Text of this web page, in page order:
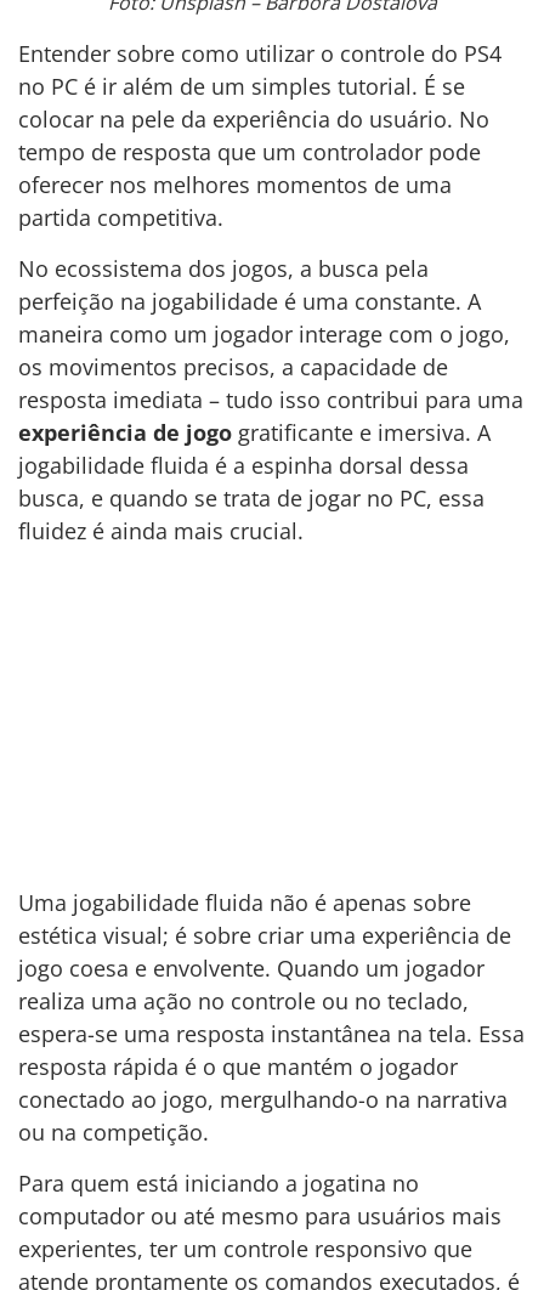
Entender sobre como utilizar o controle do PS4
no PC é ir além de um simples tutorial. É se
colocar na pele da experiência do usuário. No
tempo de resposta que um controlador pode
oferecer nos melhores momentos de uma
partida competitiva.
No ecossistema dos jogos, a busca pela
perfeição na jogabilidade é uma constante. A
maneira como um jogador interage com o jogo,
os movimentos precisos, a capacidade de
resposta imediata – tudo isso contribui para uma
experiência de jogo gratificante e imersiva. A
jogabilidade fluida é a espinha dorsal dessa
busca, e quando se trata de jogar no PC, essa
fluidez é ainda mais crucial.
Uma jogabilidade fluida não é apenas sobre
estética visual; é sobre criar uma experiência de
jogo coesa e envolvente. Quando um jogador
realiza uma ação no controle ou no teclado,
espera-se uma resposta instantânea na tela. Essa
resposta rápida é o que mantém o jogador
conectado ao jogo, mergulhando-o na narrativa
ou na competição.
Para quem está iniciando a jogatina no
computador ou até mesmo para usuários mais
experientes, ter um controle responsivo que
atende prontamente os comandos executados, é